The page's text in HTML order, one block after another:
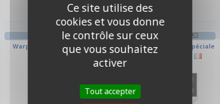
Warpaints Fanatic - Cultist
PROTÈGES CARTES SPÉCIAUX
Protèges Cartes Taille Spéciale
(69x69mm) 50 Pièces
Ce site utilise des
cookies et vous donne
le contrôle sur ceux
que vous souhaitez
activer
Tout accepter